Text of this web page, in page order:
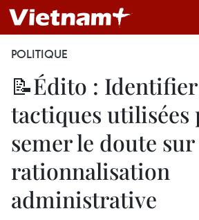
POLITIQUE
📝Édito :
tactiques utilisées
semer le doute sur
rationnalisation
administrative